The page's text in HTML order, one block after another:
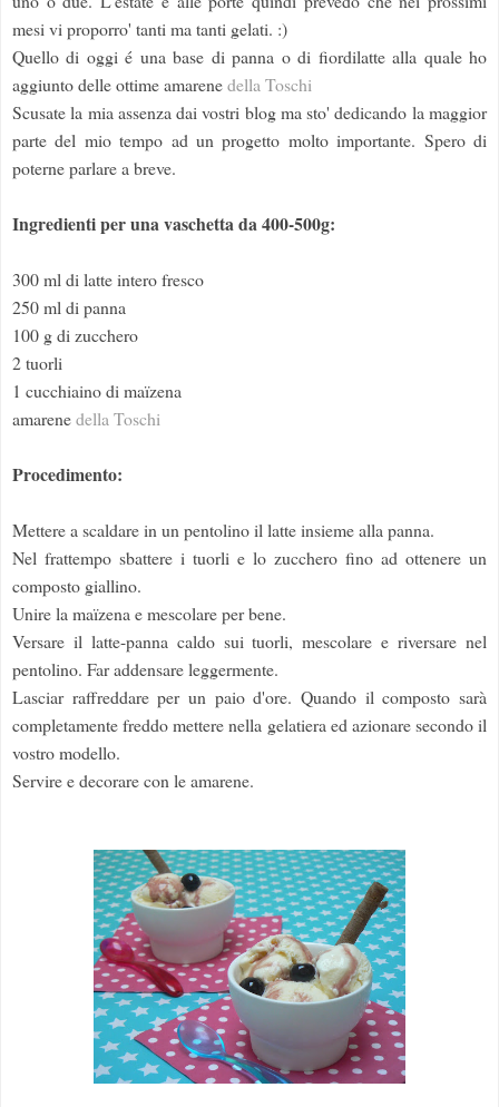
mesi vi proporro' tanti ma tanti gelati. :)
Quello di oggi é una base di panna o di fiordilatte alla quale ho
aggiunto delle ottime amarenedella Toschi
Scusate la mia assenza dai vostri blog ma sto' dedicando la maggior
parte del mio tempo ad un progetto molto importante. Spero di
poterne parlare a breve.
Ingredienti per una vaschetta da 400-500g:
300 ml di latte intero fresco
250 ml di panna
100 g di zucchero
2 tuorli
1 cucchiaino di maïzena
amarenedella Toschi
Procedimento:
Mettere a scaldare in un pentolino il latte insieme alla panna.
Nel frattempo sbattere i tuorli e lo zucchero fino ad ottenere un
composto giallino.
Unire la maïzena e mescolare per bene.
Versare il latte-panna caldo sui tuorli, mescolare e riversare nel
pentolino. Far addensare leggermente.
Lasciar raffreddare per un paio d'ore. Quando il composto sarà
completamente freddo mettere nella gelatiera ed azionare secondo il
vostro modello.
Servire e decorare con le amarene.